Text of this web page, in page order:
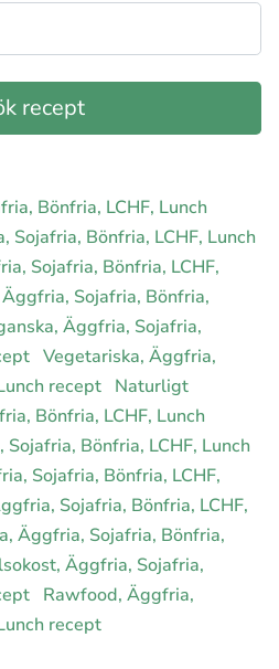
Bönfria, LCHF, Lunch
Sojafria, Bönfria, LCHF, Lunch
Sojafria, Bönfria, LCHF,
Sojafria, Bönfria,
Äggfria, Sojafria,
Vegetariska, Äggfria,
recept Naturligt
Bönfria, LCHF, Lunch
Bönfria, LCHF, Lunch
Sojafria, Bönfria, LCHF,
Sojafria, Bönfria, LCHF,
Äggfria, Sojafria, Bönfria,
Äggfria, Sojafria,
Rawfood, Äggfria,
recept